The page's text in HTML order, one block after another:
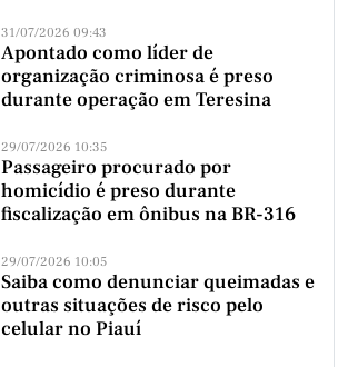
31/07/2026 09:43
Apontado como líder de
organização criminosa é preso
durante operação em Teresina
29/07/2026 10:35
Passageiro procurado por
homicídio é preso durante
fiscalização em ônibus na BR-316
29/07/2026 10:05
Saiba como denunciar queimadas e
outras situações de risco pelo
celular no Piauí